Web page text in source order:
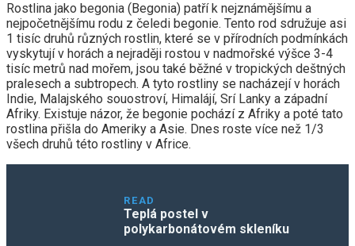
Rostlina jako begonia (Begonia) patří k nejznámějšímu a
nejpočetnějšímu rodu z čeledi begonie. Tento rod sdružuje asi
1 tisíc druhů různých rostlin, které se v přírodních podmínkách
vyskytují v horách a nejraději rostou v nadmořské výšce 3-4
tisíc metrů nad mořem, jsou také běžné v tropických deštných
pralesech a subtropech. A tyto rostliny se nacházejí v horách
Indie, Malajského souostroví, Himalájí, Srí Lanky a západní
Afriky. Existuje názor, že begonie pochází z Afriky a poté tato
rostlina přišla do Ameriky a Asie. Dnes roste více než 1/3
všech druhů této rostliny v Africe.
READ
Teplá postel v
polykarbonátovém skleníku